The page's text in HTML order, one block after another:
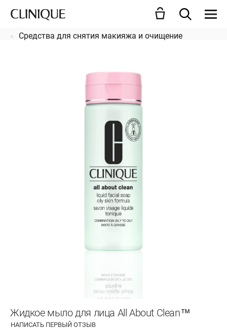
Средства для снятия макияжа и очищение
Жидкое мыло для лица All About Clean™
НАПИСАТЬ ПЕРВЫЙ ОТЗЫВ